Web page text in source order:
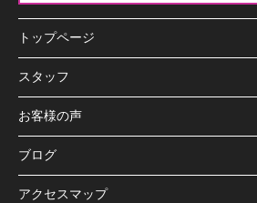
トップページ
スタッフ
お客様の声
ブログ
アクセスマップ